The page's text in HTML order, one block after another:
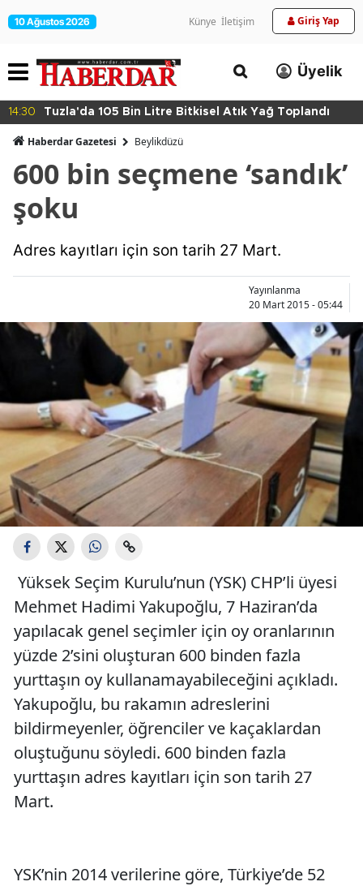
10 Ağustos 2026 Künye İletişim Giriş Yap
Üyelik
14:30 Tuzla'da 105 Bin Litre Bitkisel Atık Yağ Toplandı
Haberdar Gazetesi Beylikdüzü
600 bin seçmene ‘sandık’
şoku
Adres kayıtları için son tarih 27 Mart.
Yayınlanma
20 Mart 2015 - 05:44
Yüksek Seçim Kurulu’nun (YSK) CHP’li üyesi
Mehmet Hadimi Yakupoğlu, 7 Haziran’da
yapılacak genel seçimler için oy oranlarının
yüzde 2’sini oluşturan 600 binden fazla
yurttaşın oy kullanamayabileceğini açıkladı.
Yakupoğlu, bu rakamın adreslerini
bildirmeyenler, öğrenciler ve kaçaklardan
oluştuğunu söyledi. 600 binden fazla
yurttaşın adres kayıtları için son tarih 27
Mart.
YSK’nin 2014 verilerine göre, Türkiye’de 52